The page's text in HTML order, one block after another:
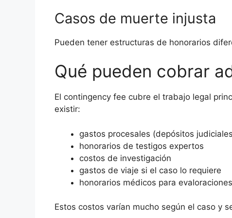
Casos de muerte injusta
Pueden tener estructuras de honorarios
Qué pueden cobrar
El contingency fee cubre el trabajo legal
existir:
gastos procesales (depósitos
honorarios de testigos expertos
costos de investigación
gastos de viaje si el caso lo requiere
honorarios médicos para
Estos costos varían mucho según el caso y